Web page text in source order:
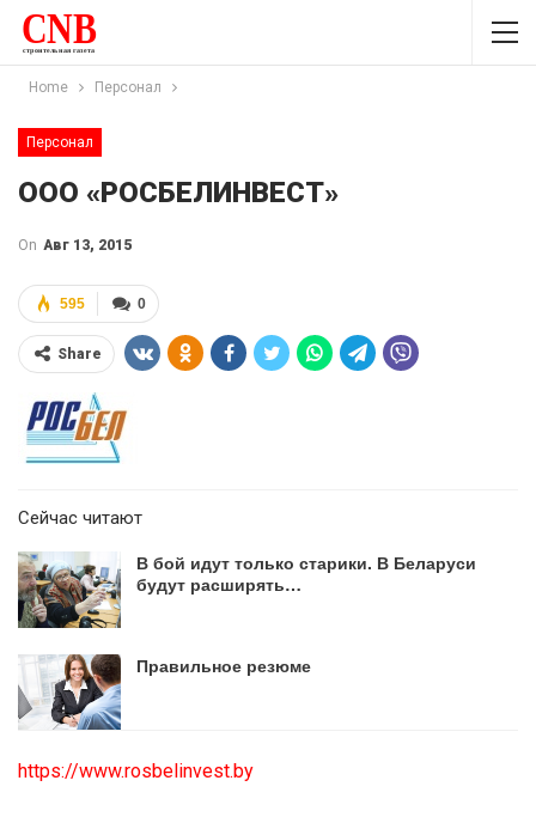
Home Персонал
Персонал
ООО «РОСБЕЛИНВЕСТ»
On Авг 13, 2015
0
595
Share
Сейчас читают
В бой идут только старики. В Беларуси
будут расширять…
Правильное резюме
https://www.rosbelinvest.by